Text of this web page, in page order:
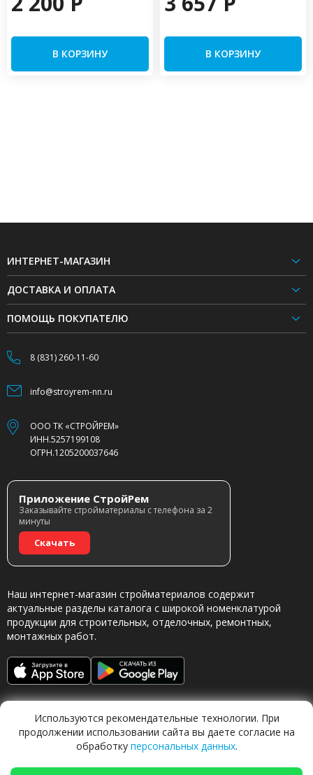
В КОРЗИНУ В КОРЗИНУ
ИНТЕРНЕТ-МАГАЗИН
ДОСТАВКА И ОПЛАТА
ПОМОЩЬ ПОКУПАТЕЛЮ
8 (831) 260-11-60
info@stroyrem-nn.ru
ООО ТК «СТРОЙРЕМ»
ИНН.5257199108
ОГРН.1205200037646
Приложение СтройРем
Заказывайте стройматериалы с телефона за 2
минуты
Скачать
Наш интернет-магазин стройматериалов содержит
актуальные разделы каталога с широкой номенклатурой
продукции для строительных, отделочных, ремонтных,
монтажных работ.
Обращаясь в наш магазин, вы даете согласие на
Используются рекомендательные технологии. При
продолжении использовании сайта вы даете согласие на
обработку персональных данных.